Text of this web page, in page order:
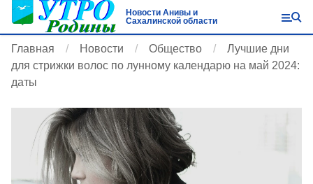
Новости Анивы и
Сахалинской области
Главная Новости Общество
Лучшие дни
для стрижки волос по лунному календарю на май 2024:
даты